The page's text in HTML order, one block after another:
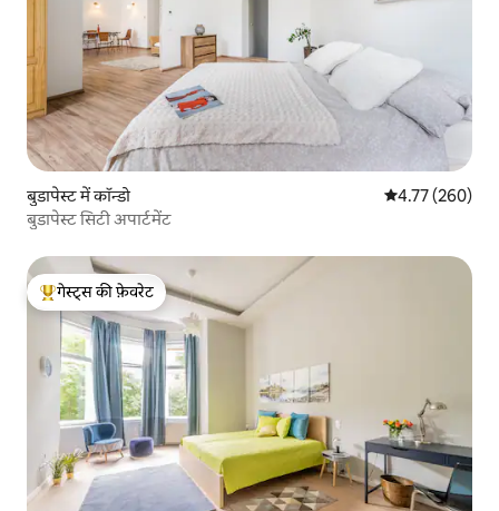
बुडापेस्ट में कॉन्डो औसत रेटिंग 5 में से
4.77 (260)
बुडापेस्ट सिटी अपार्टमेंट
गेस्ट्स का टॉप फ़ेवरेट
गेस्ट्स की फ़ेवरेट